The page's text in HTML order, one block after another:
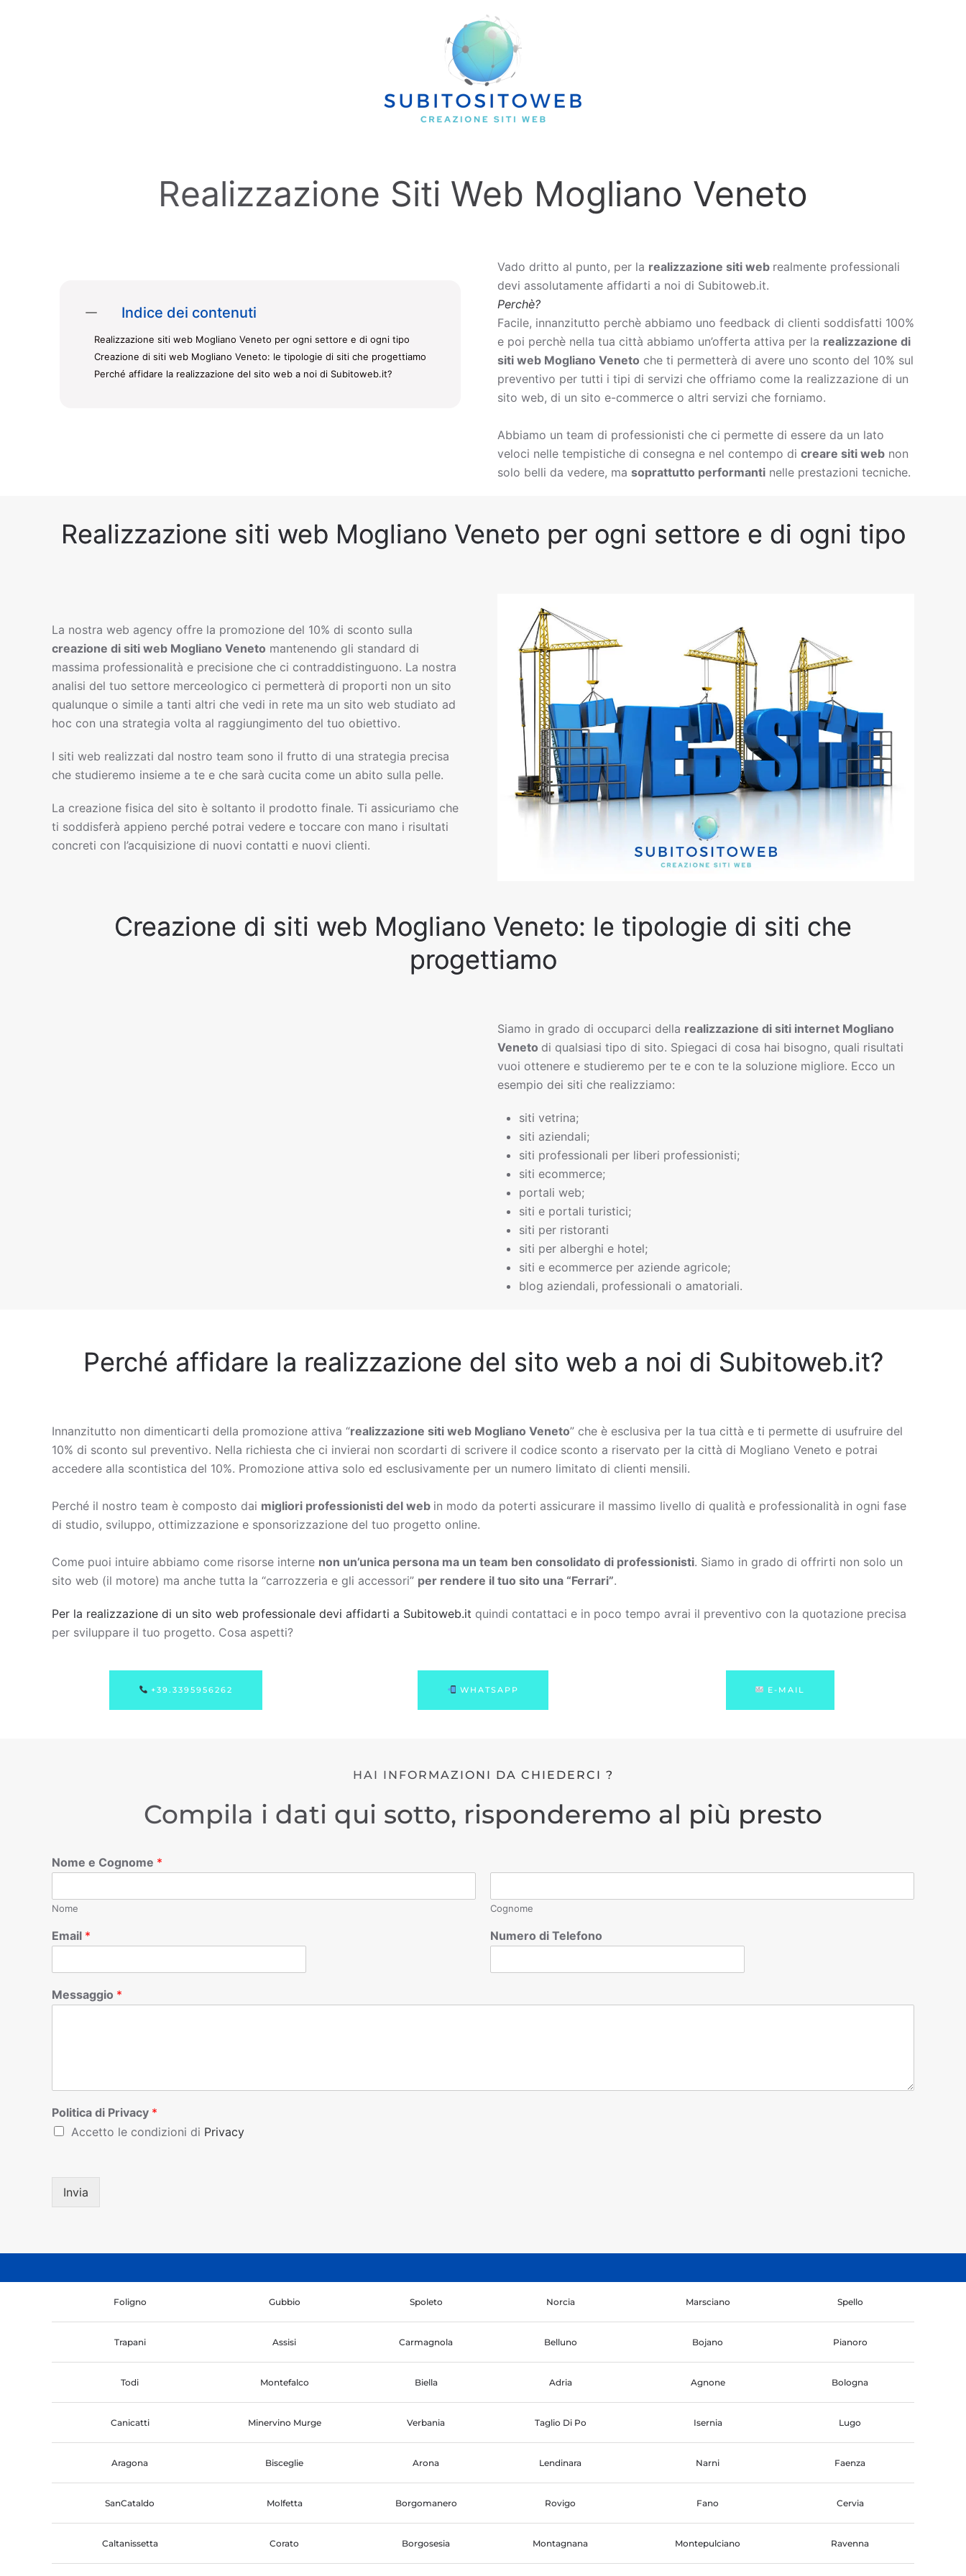
Realizzazione Siti Web Mogliano Veneto
Indice dei contenuti
Realizzazione siti web Mogliano Veneto per ogni settore e di ogni tipo
Creazione di siti web Mogliano Veneto: le tipologie di siti che progettiamo
Perché affidare la realizzazione del sito web a noi di Subitoweb.it?
Vado dritto al punto, per la realizzazione siti web realmente professionali
devi assolutamente affidarti a noi di Subitoweb.it.
Perchè?
Facile, innanzitutto perchè abbiamo uno feedback di clienti soddisfatti 100%
e poi perchè nella tua città abbiamo un’offerta attiva per la realizzazione di
siti web Mogliano Veneto che ti permetterà di avere uno sconto del 10% sul
preventivo per tutti i tipi di servizi che offriamo come la realizzazione di un
sito web, di un sito e-commerce o altri servizi che forniamo.
Abbiamo un team di professionisti che ci permette di essere da un lato
veloci nelle tempistiche di consegna e nel contempo di creare siti web non
solo belli da vedere, ma soprattutto performanti nelle prestazioni tecniche.
Realizzazione siti web Mogliano Veneto per ogni settore e di ogni tipo
La nostra web agency offre la promozione del 10% di sconto sulla
creazione di siti web Mogliano Veneto mantenendo gli standard di
massima professionalità e precisione che ci contraddistinguono. La nostra
analisi del tuo settore merceologico ci permetterà di proporti non un sito
qualunque o simile a tanti altri che vedi in rete ma un sito web studiato ad
hoc con una strategia volta al raggiungimento del tuo obiettivo.
I siti web realizzati dal nostro team sono il frutto di una strategia precisa
che studieremo insieme a te e che sarà cucita come un abito sulla pelle.
La creazione fisica del sito è soltanto il prodotto finale. Ti assicuriamo che
ti soddisferà appieno perché potrai vedere e toccare con mano i risultati
concreti con l’acquisizione di nuovi contatti e nuovi clienti.
Creazione di siti web Mogliano Veneto: le tipologie di siti che
progettiamo
Siamo in grado di occuparci della realizzazione di siti internet Mogliano
Veneto di qualsiasi tipo di sito. Spiegaci di cosa hai bisogno, quali risultati
vuoi ottenere e studieremo per te e con te la soluzione migliore. Ecco un
esempio dei siti che realizziamo:
siti vetrina;
siti aziendali;
siti professionali per liberi professionisti;
siti ecommerce;
portali web;
siti e portali turistici;
siti per ristoranti
siti per alberghi e hotel;
siti e ecommerce per aziende agricole;
blog aziendali, professionali o amatoriali.
Perché affidare la realizzazione del sito web a noi di Subitoweb.it?
Innanzitutto non dimenticarti della promozione attiva “realizzazione siti web Mogliano Veneto” che è esclusiva per la tua città e ti permette di usufruire del
10% di sconto sul preventivo. Nella richiesta che ci invierai non scordarti di scrivere il codice sconto a riservato per la città di Mogliano Veneto e potrai
accedere alla scontistica del 10%. Promozione attiva solo ed esclusivamente per un numero limitato di clienti mensili.
Perché il nostro team è composto dai migliori professionisti del web in modo da poterti assicurare il massimo livello di qualità e professionalità in ogni fase
di studio, sviluppo, ottimizzazione e sponsorizzazione del tuo progetto online.
Come puoi intuire abbiamo come risorse interne non un’unica persona ma un team ben consolidato di professionisti. Siamo in grado di offrirti non solo un
sito web (il motore) ma anche tutta la “carrozzeria e gli accessori” per rendere il tuo sito una “Ferrari”.
Per la realizzazione di un sito web professionale devi affidarti a Subitoweb.it quindi contattaci e in poco tempo avrai il preventivo con la quotazione precisa
per sviluppare il tuo progetto. Cosa aspetti?
+39.3395956262 WHATSAPP E-MAIL
HAI INFORMAZIONI DA CHIEDERCI ?
Compila i dati qui sotto, risponderemo al più presto
Nome e Cognome *
Nome Cognome
Email * Numero di Telefono
Messaggio *
Politica di Privacy *
Accetto le condizioni di Privacy
Invia
Foligno Gubbio Spoleto Norcia Marsciano Spello
Trapani Assisi Carmagnola Belluno Bojano Pianoro
Todi Montefalco Biella Adria Agnone Bologna
Canicatti Minervino Murge Verbania Taglio Di Po Isernia Lugo
Aragona Bisceglie Arona Lendinara Narni Faenza
SanCataldo Molfetta Borgomanero Rovigo Fano Cervia
Caltanissetta Corato Borgosesia Montagnana Montepulciano Ravenna